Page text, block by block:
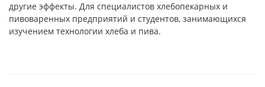
другие эффекты. Для специалистов хлебопекарных и
пивоваренных предприятий и студентов, занимающихся
изучением технологии хлеба и пива.